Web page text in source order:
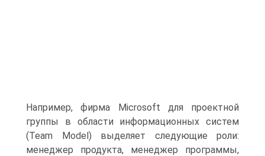
Например, фирма Microsoft для проектной
группы в области информационных систем
(Team Model) выделяет следующие роли:
менеджер продукта, менеджер программы,